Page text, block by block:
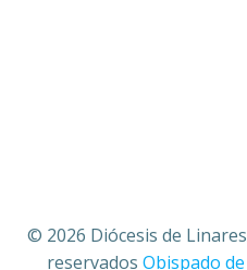
© 2026 Diócesis de
reservados Obispado